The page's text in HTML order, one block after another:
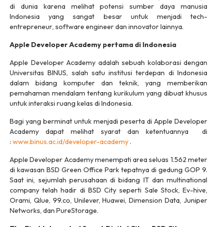
di dunia karena melihat potensi sumber daya manusia
Indonesia yang sangat besar untuk menjadi tech-
entrepreneur, software engineerdan innovatorlainnya.
Apple Developer Academy pertama di Indonesia
Apple Developer Academy adalah sebuah kolaborasi dengan
Universitas BINUS, salah satu institusi terdepan di Indonesia
dalam bidang komputer dan teknik, yang memberikan
pemahaman mendalam tentang kurikulum yang dibuat khusus
untuk interaksi ruang kelas di Indonesia.
Bagi yang berminat untuk menjadi peserta di Apple Developer
Academy dapat melihat syarat dan ketentuannya di
: www.binus.ac.id/developer-academy.
Apple Developer Academy menempati area seluas 1.562 meter
di kawasan BSD Green Office Park tepatnya di gedung GOP 9.
Saat ini, sejumlah perusahaan di bidang IT dan multinational
company telah hadir di BSD City seperti Sale Stock, Ev-hive,
Orami, Qlue, 99.co, Unilever, Huawei, Dimension Data, Juniper
Networks, dan PureStorage.